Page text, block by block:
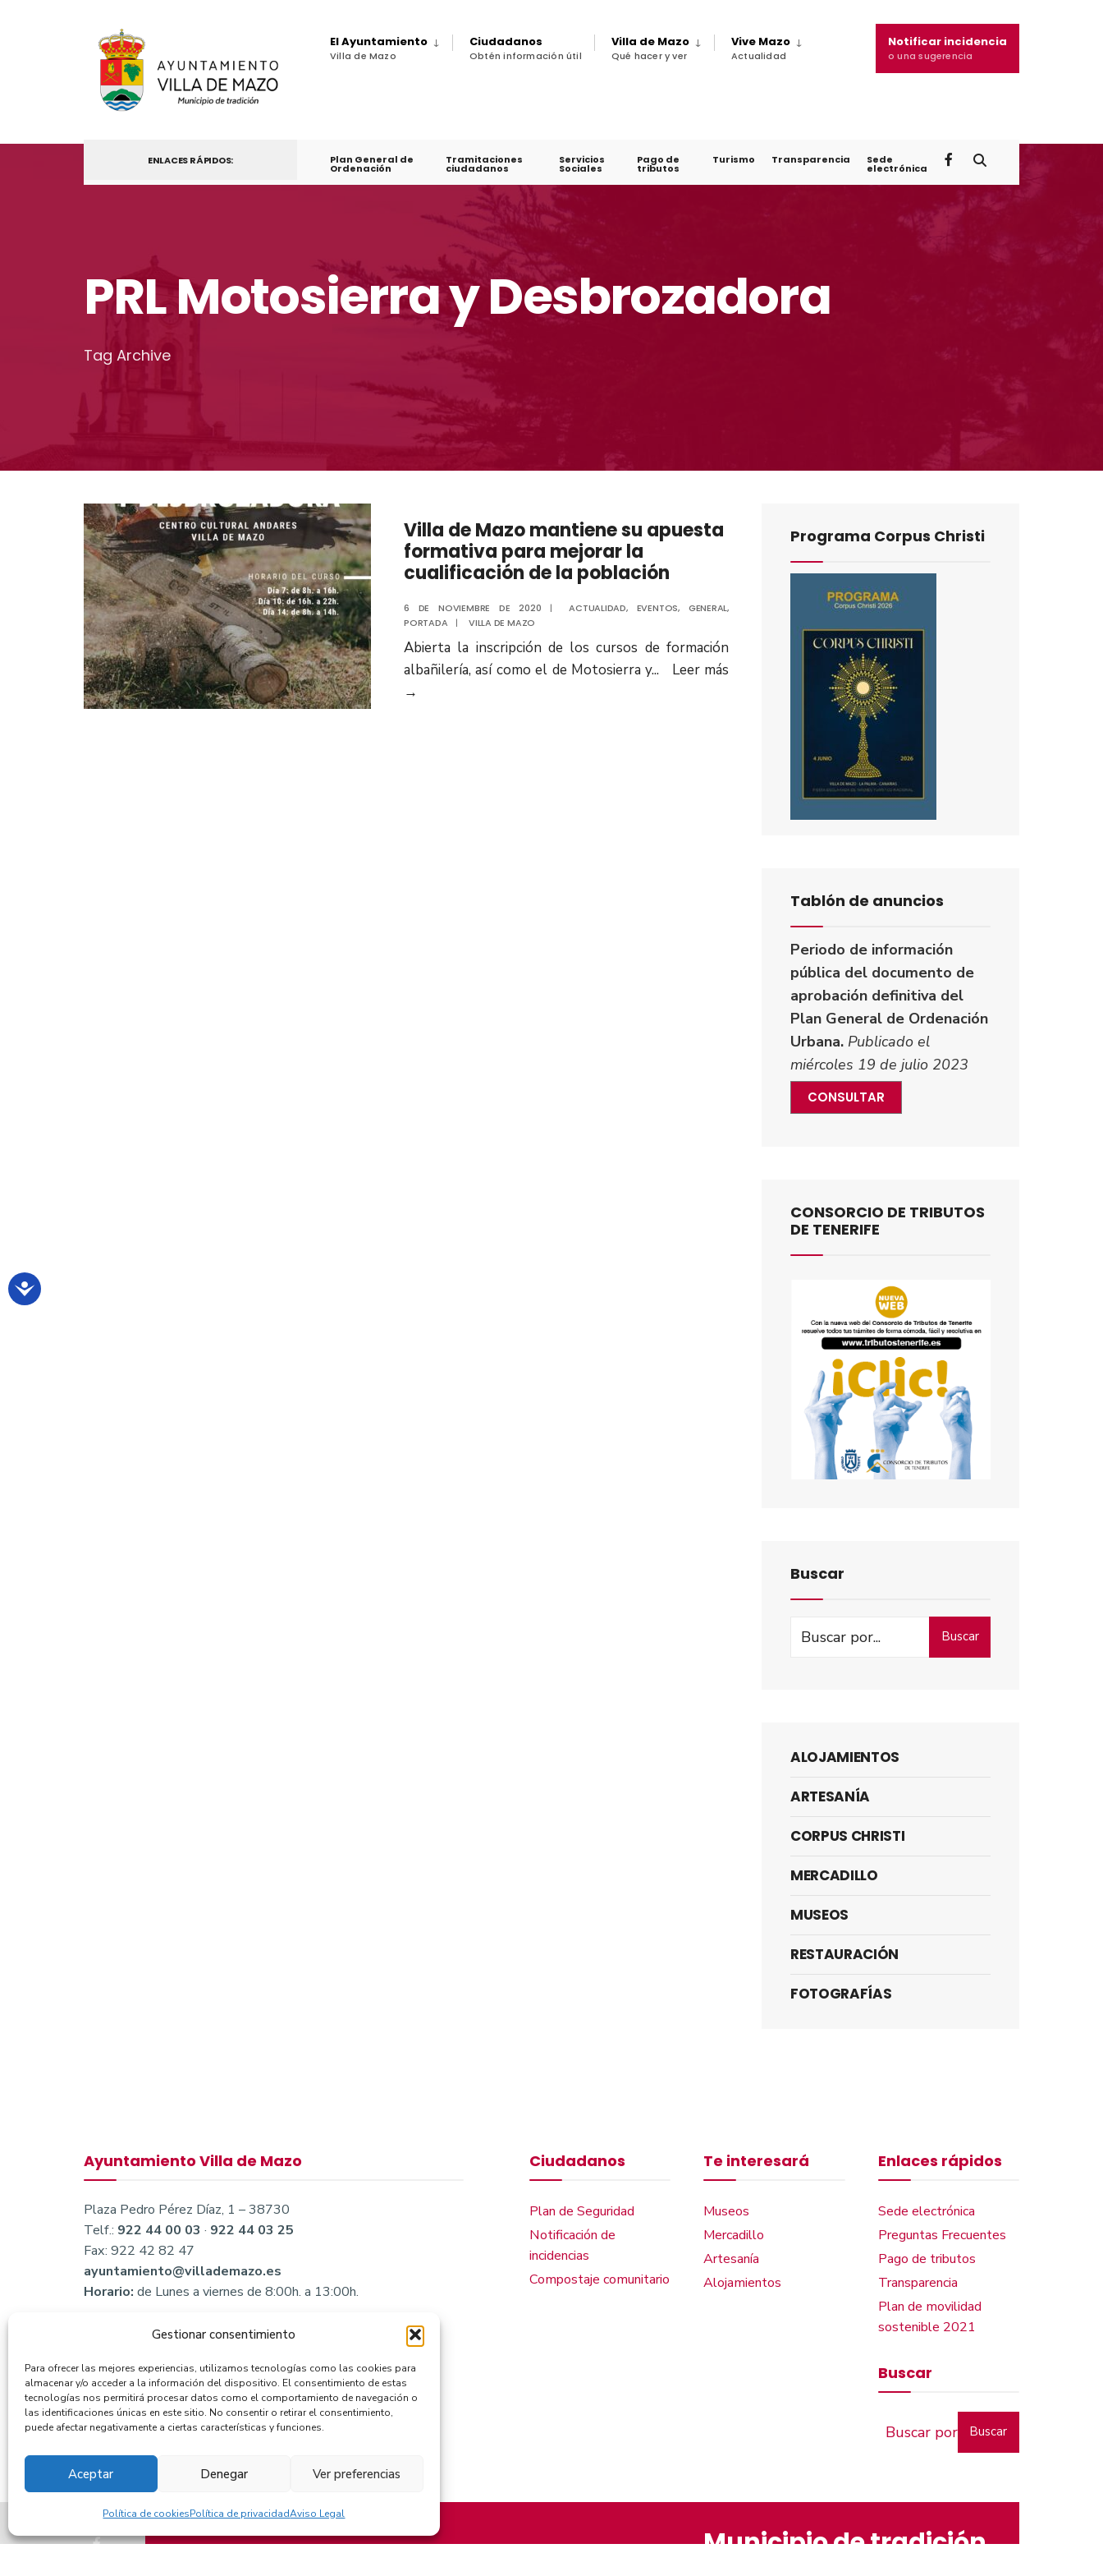
Gestionar consentimiento
Para ofrecer las mejores experiencias, utilizamos tecnologías como las cookies para
almacenar y/o acceder a la información del dispositivo. El consentimiento de estas
tecnologías nos permitirá procesar datos como el comportamiento de navegación o
las identificaciones únicas en este sitio. No consentir o retirar el consentimiento,
puede afectar negativamente a ciertas características y funciones.
Aceptar Denegar Ver preferencias
Política de cookiesPolítica de privacidadAviso Legal
El Ayuntamiento
Villa de Mazo
Ciudadanos
Obtén información útil
Villa de Mazo
Qué hacer y ver
Vive Mazo
Actualidad
Notificar incidencia
o una sugerencia
ENLACES RÁPIDOS: Plan General de
Ordenación
Tramitaciones
ciudadanos
Servicios
Sociales
Pago de
tributos
Turismo Transparencia Sede
electrónica
PRL Motosierra y Desbrozadora
Tag Archive
Villa de Mazo mantiene su apuesta
formativa para mejorar la
cualificación de la población
6 DE NOVIEMBRE DE 2020 | ACTUALIDAD, EVENTOS, GENERAL,
PORTADA
| VILLA DE MAZO
Abierta la inscripción de los cursos de formación
albañilería, así como el de Motosierra y...
Leer más
→
Programa Corpus Christi
Tablón de anuncios
Periodo de información
pública del documento de
aprobación definitiva del
Plan General de Ordenación
Urbana. Publicado el
miércoles 19 de julio 2023
CONSULTAR
CONSORCIO DE TRIBUTOS
DE TENERIFE
Buscar
Buscar
ALOJAMIENTOS
ARTESANÍA
CORPUS CHRISTI
MERCADILLO
MUSEOS
RESTAURACIÓN
FOTOGRAFÍAS
Ayuntamiento Villa de Mazo
Plaza Pedro Pérez Díaz, 1 – 38730
Telf.: 922 44 00 03 · 922 44 03 25
Fax: 922 42 82 47
ayuntamiento@villademazo.es
Horario: de Lunes a viernes de 8:00h. a 13:00h.
Ciudadanos
Plan de Seguridad
Notificación de
incidencias
Compostaje comunitario
Te interesará
Museos
Mercadillo
Artesanía
Alojamientos
Enlaces rápidos
Sede electrónica
Preguntas Frecuentes
Pago de tributos
Transparencia
Plan de movilidad
sostenible 2021
Buscar
Buscar
Municipio de tradición